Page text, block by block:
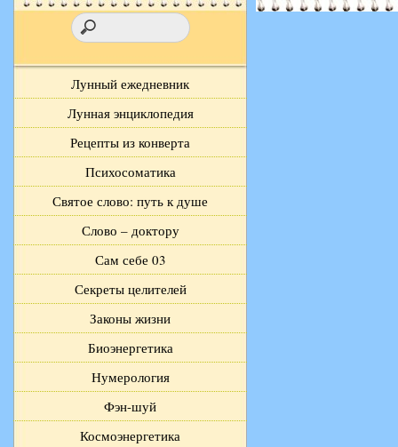
Лунный ежедневник
Лунная энциклопедия
Рецепты из конверта
Психосоматика
Святое слово: путь к душе
Слово – доктору
Сам себе 03
Секреты целителей
Законы жизни
Биоэнергетика
Нумерология
Фэн-шуй
Космоэнергетика